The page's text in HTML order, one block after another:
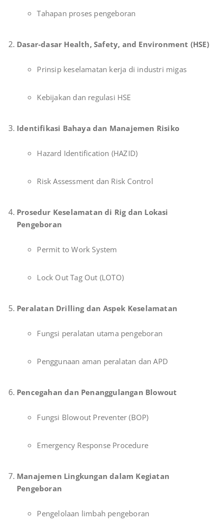
Tahapan proses pengeboran
Dasar-dasar Health, Safety, and Environment (HSE)
Prinsip keselamatan kerja di industri migas
Kebijakan dan regulasi HSE
Identifikasi Bahaya dan Manajemen Risiko
Hazard Identification (HAZID)
Risk Assessment dan Risk Control
Prosedur Keselamatan di Rig dan Lokasi
Pengeboran
Permit to Work System
Lock Out Tag Out (LOTO)
Peralatan Drilling dan Aspek Keselamatan
Fungsi peralatan utama pengeboran
Penggunaan aman peralatan dan APD
Pencegahan dan Penanggulangan Blowout
Fungsi Blowout Preventer (BOP)
Emergency Response Procedure
Manajemen Lingkungan dalam Kegiatan
Pengeboran
Pengelolaan limbah pengeboran